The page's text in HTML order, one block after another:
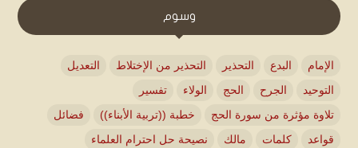
وسوم
الإمام البدع التحذير التحذير من الإختلاط
التعديل
التوحيد
الجرح الحج الولاء
تفسير
تلاوة مؤثرة من سورة الحج
خطبة ((تربية الأبناء))
فضائل
قواعد
كلمات مالك نصيحة حل احترام العلماء